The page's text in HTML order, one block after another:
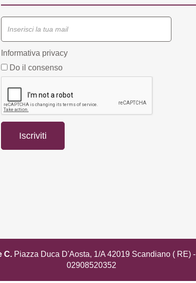
Informativa privacy
Do il consenso
C. Piazza Duca D'Aosta, 1/A 42019 Scandiano ( RE) -
02908520352